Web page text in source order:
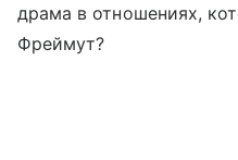
драма в отношениях,
Фреймут?